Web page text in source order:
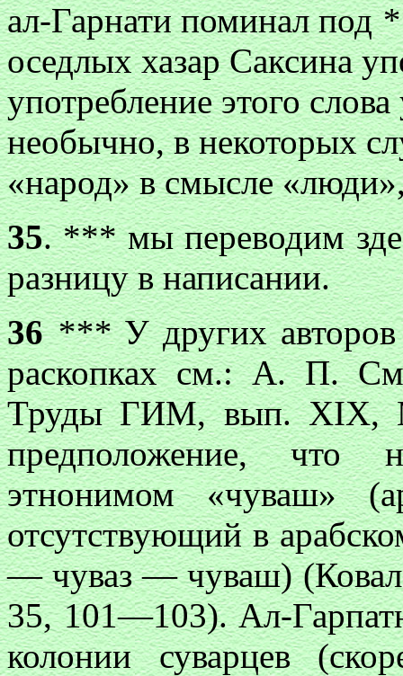
ал-Гарнати поминал под
оседлых хазар Саксина
употребление этого
необычно, в некоторых
«народ» в смысле
35. *** мы переводим
разницу в написании.
36 ***У других
раскопках см.: А. П.
Труды ГИМ, вып. XIX,
предположение, что
этнонимом «чуваш»
отсутствующий в
— чуваз — чуваш)
35, 101—103). Ал-
колонии суварцев